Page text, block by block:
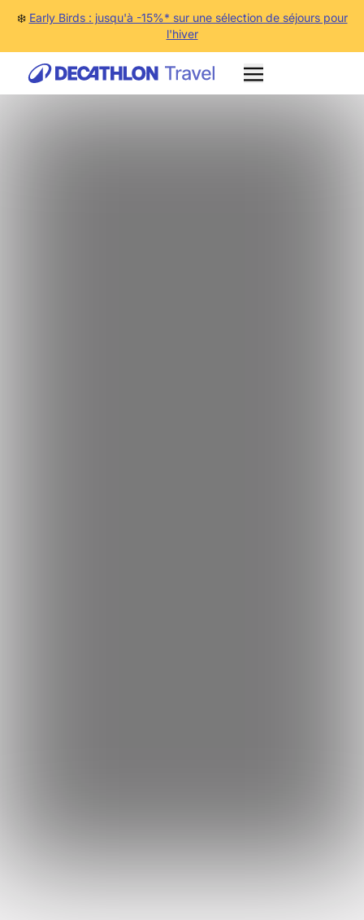
❄️ Early Birds : jusqu'à -15%* sur une sélection de séjours pour
l'hiver